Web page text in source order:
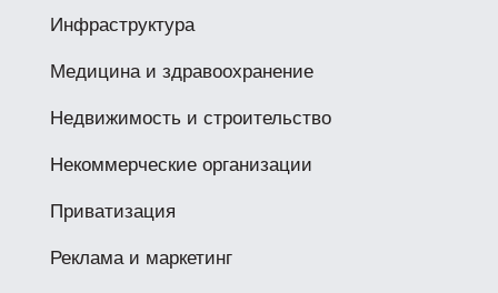
Инфраструктура
Медицина и здравоохранение
Недвижимость и строительство
Некоммерческие организации
Приватизация
Реклама и маркетинг